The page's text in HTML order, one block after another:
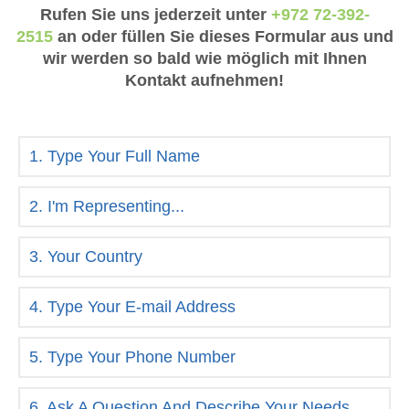
Rufen Sie uns jederzeit unter +972 72-392-
2515an oder füllen Sie dieses Formular aus und
wir werden so bald wie möglich mit Ihnen
Kontakt aufnehmen!